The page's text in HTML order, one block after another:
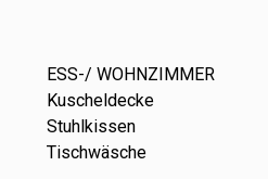
ESS-/ WOHNZIMMER
Kuscheldecke
Stuhlkissen
Tischwäsche